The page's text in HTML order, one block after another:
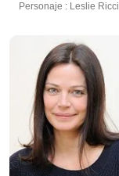
Personaje : Leslie Ricci